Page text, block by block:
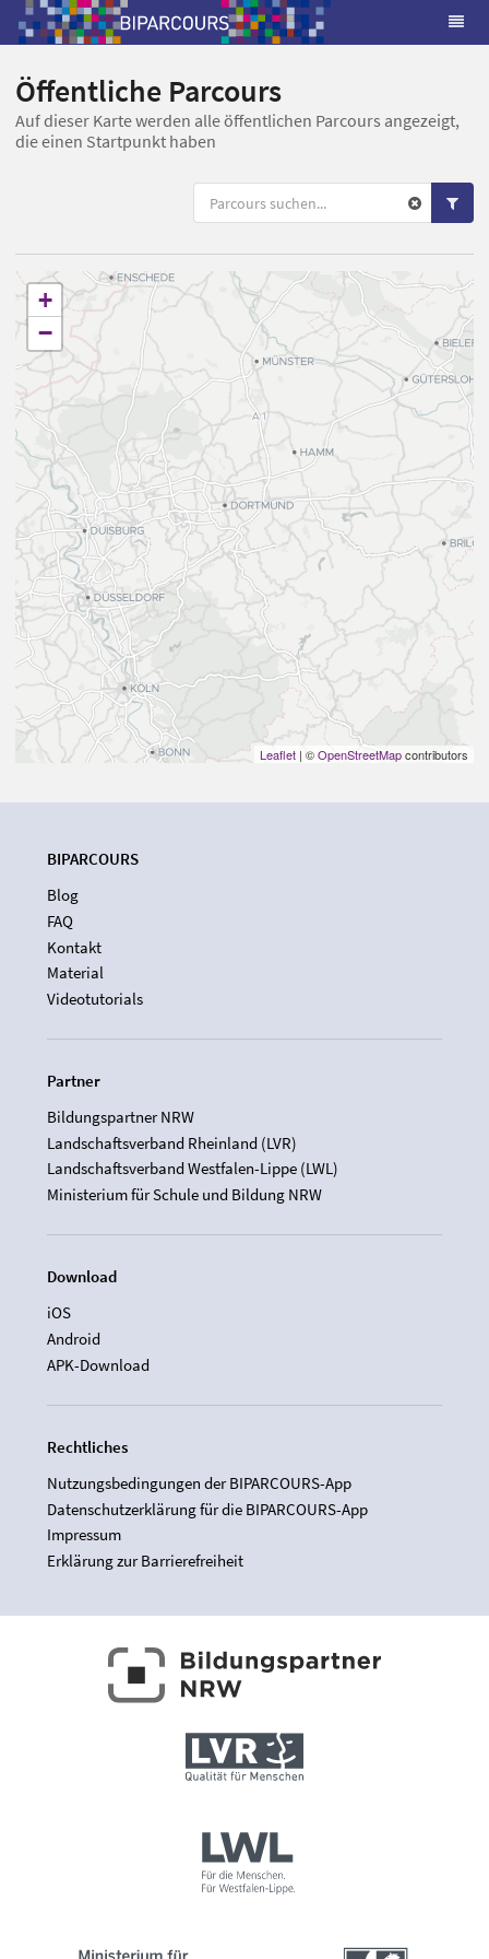
Öffentliche Parcours
Auf dieser Karte werden alle öffentlichen Parcours angezeigt,
die einen Startpunkt haben
+
−
Leaflet | ©OpenStreetMapcontributors
BIPARCOURS
Blog
FAQ
Kontakt
Material
Videotutorials
Partner
Bildungspartner NRW
Landschaftsverband Rheinland (LVR)
Landschaftsverband Westfalen-Lippe (LWL)
Ministerium für Schule und Bildung NRW
Download
iOS
Android
APK-Download
Rechtliches
Nutzungsbedingungen der BIPARCOURS-App
Datenschutzerklärung für die BIPARCOURS-App
Impressum
Erklärung zur Barrierefreiheit